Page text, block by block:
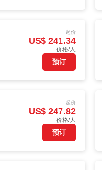
起价
US$ 241.34
价格/人
预订
起价
US$ 247.82
价格/人
预订